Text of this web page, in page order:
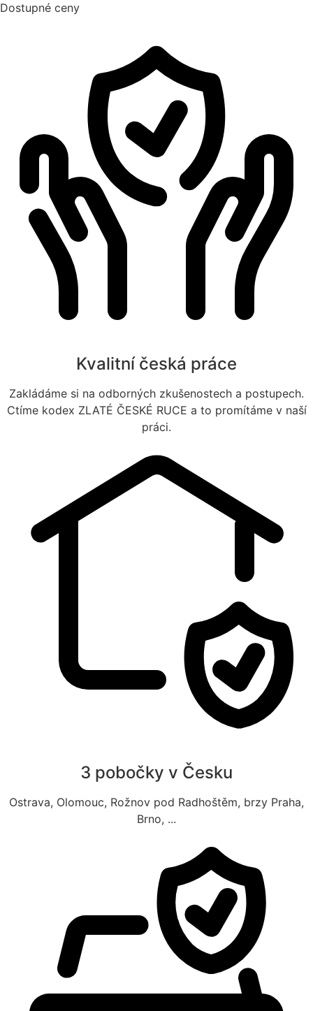
Dostupné ceny
Kvalitní česká práce
Zakládáme si na odborných zkušenostech a postupech.
Ctíme kodex ZLATÉ ČESKÉ RUCE a to promítáme v naší
práci.
3 pobočky v Česku
Ostrava, Olomouc, Rožnov pod Radhoštěm, brzy Praha,
Brno, ...